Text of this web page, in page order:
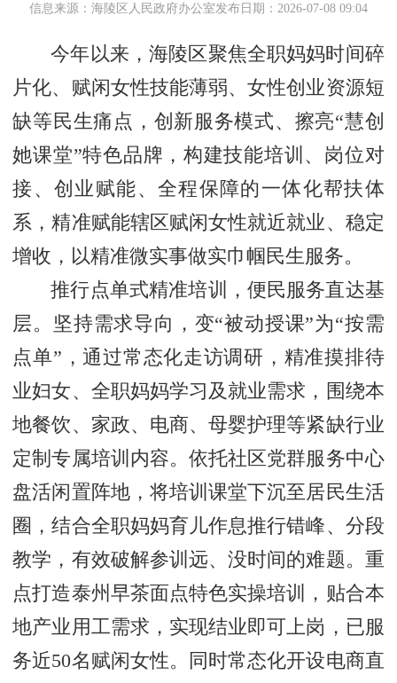
信息来源：海陵区人民政府办公室发布日期：2026-07-08 09:04
今年以来，海陵区聚焦全职妈妈时间碎
片化、赋闲女性技能薄弱、女性创业资源短
缺等民生痛点，创新服务模式、擦亮“慧创
她课堂”特色品牌，构建技能培训、岗位对
接、创业赋能、全程保障的一体化帮扶体
系，精准赋能辖区赋闲女性就近就业、稳定
增收，以精准微实事做实巾帼民生服务。
推行点单式精准培训，便民服务直达基
层。坚持需求导向，变“被动授课”为“按需
点单”，通过常态化走访调研，精准摸排待
业妇女、全职妈妈学习及就业需求，围绕本
地餐饮、家政、电商、母婴护理等紧缺行业
定制专属培训内容。依托社区党群服务中心
盘活闲置阵地，将培训课堂下沉至居民生活
圈，结合全职妈妈育儿作息推行错峰、分段
教学，有效破解参训远、没时间的难题。重
点打造泰州早茶面点特色实操培训，贴合本
地产业用工需求，实现结业即可上岗，已服
务近50名赋闲女性。同时常态化开设电商直